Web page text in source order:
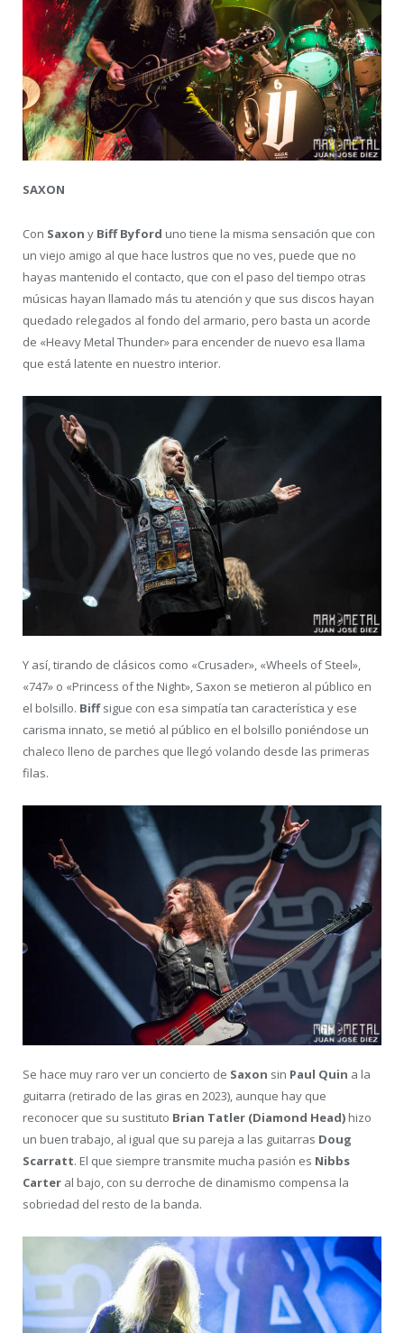
SAXON
Con Saxon y Biff Byford uno tiene la misma sensación que con
un viejo amigo al que hace lustros que no ves, puede que no
hayas mantenido el contacto, que con el paso del tiempo otras
músicas hayan llamado más tu atención y que sus discos hayan
quedado relegados al fondo del armario, pero basta un acorde
de «Heavy Metal Thunder» para encender de nuevo esa llama
que está latente en nuestro interior.
Y así, tirando de clásicos como «Crusader», «Wheels of Steel»,
«747» o «Princess of the Night», Saxon se metieron al público en
el bolsillo. Biffsigue con esa simpatía tan característica y ese
carisma innato, se metió al público en el bolsillo poniéndose un
chaleco lleno de parches que llegó volando desde las primeras
filas.
Se hace muy raro ver un concierto de Saxon sin Paul Quin a la
guitarra (retirado de las giras en 2023), aunque hay que
reconocer que su sustituto Brian Tatler (Diamond Head) hizo
un buen trabajo, al igual que su pareja a las guitarras Doug
Scarratt. El que siempre transmite mucha pasión es Nibbs
Carter al bajo, con su derroche de dinamismo compensa la
sobriedad del resto de la banda.